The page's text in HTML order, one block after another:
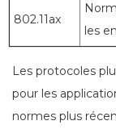
802.11ax
les
Les protocoles
pour les
normes plus